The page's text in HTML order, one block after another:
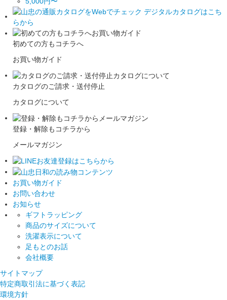
初めての方もコチラへ
お買い物ガイド
カタログのご請求・送付停止
カタログについて
登録・解除もコチラから
メールマガジン
お買い物ガイド
お問い合わせ
お知らせ
ギフトラッピング
商品のサイズについて
洗濯表示について
足もとのお話
会社概要
サイトマップ
特定商取引法に基づく表記
環境方針